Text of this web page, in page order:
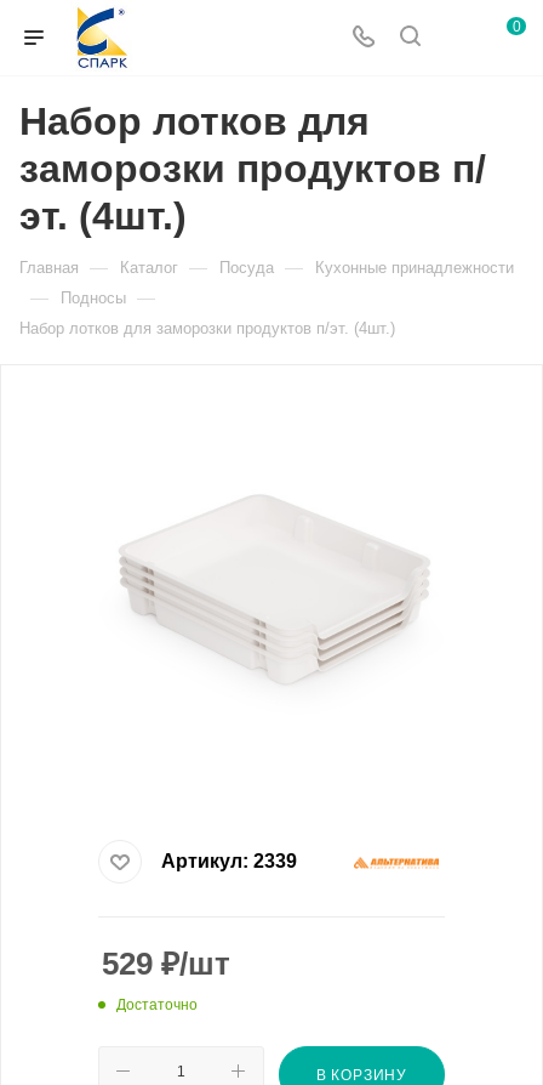
0
Набор лотков для
заморозки продуктов п/
эт. (4шт.)
Главная — Каталог — Посуда — Кухонные принадлежности
— Подносы —
Набор лотков для заморозки продуктов п/эт. (4шт.)
Артикул: 2339
529 ₽/шт
Достаточно
В КОРЗИНУ